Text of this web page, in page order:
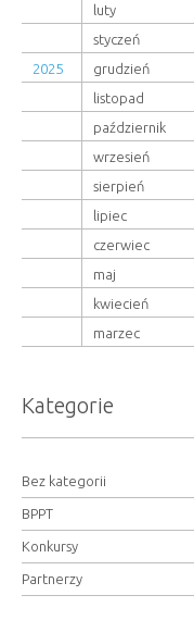
luty
styczeń
2025
grudzień
listopad
październik
wrzesień
sierpień
lipiec
czerwiec
maj
kwiecień
marzec
Kategorie
Bez kategorii
BPPT
Konkursy
Partnerzy